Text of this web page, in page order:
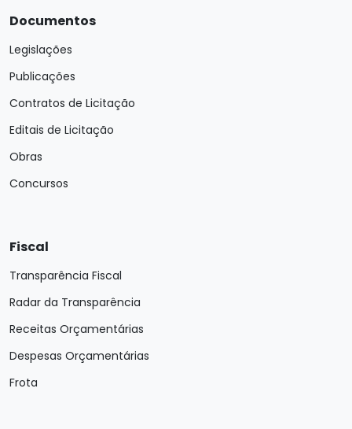
Documentos
Legislações
Publicações
Contratos de Licitação
Editais de Licitação
Obras
Concursos
Fiscal
Transparência Fiscal
Radar da Transparência
Receitas Orçamentárias
Despesas Orçamentárias
Frota